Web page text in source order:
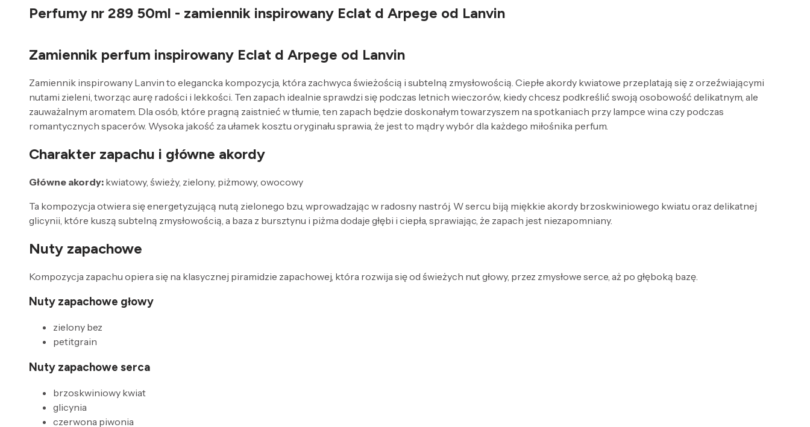
Perfumy nr 289 50ml - zamiennik inspirowany Eclat d Arpege od Lanvin
Zamiennik perfum inspirowany Eclat d Arpege od Lanvin
Zamiennik inspirowany Lanvin to elegancka kompozycja, która zachwyca świeżością i subtelną zmysłowością. Ciepłe akordy kwiatowe przeplatają się z orzeźwiającymi
nutami zieleni, tworząc aurę radości i lekkości. Ten zapach idealnie sprawdzi się podczas letnich wieczorów, kiedy chcesz podkreślić swoją osobowość delikatnym, ale
zauważalnym aromatem. Dla osób, które pragną zaistnieć w tłumie, ten zapach będzie doskonałym towarzyszem na spotkaniach przy lampce wina czy podczas
romantycznych spacerów. Wysoka jakość za ułamek kosztu oryginału sprawia, że jest to mądry wybór dla każdego miłośnika perfum.
Charakter zapachu i główne akordy
Główne akordy: kwiatowy, świeży, zielony, piżmowy, owocowy
Ta kompozycja otwiera się energetyzującą nutą zielonego bzu, wprowadzając w radosny nastrój. W sercu biją miękkie akordy brzoskwiniowego kwiatu oraz delikatnej
glicynii, które kuszą subtelną zmysłowością, a baza z bursztynu i piżma dodaje głębi i ciepła, sprawiając, że zapach jest niezapomniany.
Nuty zapachowe
Kompozycja zapachu opiera się na klasycznej piramidzie zapachowej, która rozwija się od świeżych nut głowy, przez zmysłowe serce, aż po głęboką bazę.
Nuty zapachowe głowy
zielony bez
petitgrain
Nuty zapachowe serca
brzoskwiniowy kwiat
glicynia
czerwona piwonia